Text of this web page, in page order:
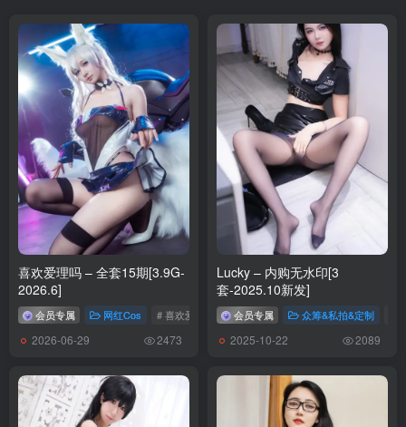
喜欢爱理吗 – 全套15期[3.9G-
2026.6]
会员专属 网红Cos # 喜欢爱理吗
2026-06-29 2473
Lucky – 内购无水印[3
套-2025.10新发]
会员专属 众筹&私拍&定制
2025-10-22 2089